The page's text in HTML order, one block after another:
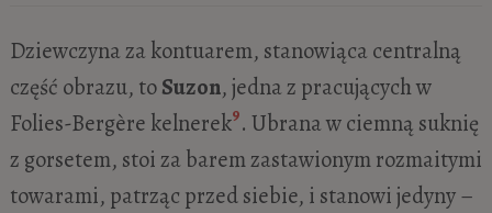
Dziewczyna za kontuarem, stanowiąca centralną
część obrazu, toSuzon, jedna z pracujących w
Folies-Bergère kelnerek9. Ubrana w ciemną suknię
z gorsetem, stoi za barem zastawionym rozmaitymi
towarami, patrząc przed siebie, i stanowi jedyny –